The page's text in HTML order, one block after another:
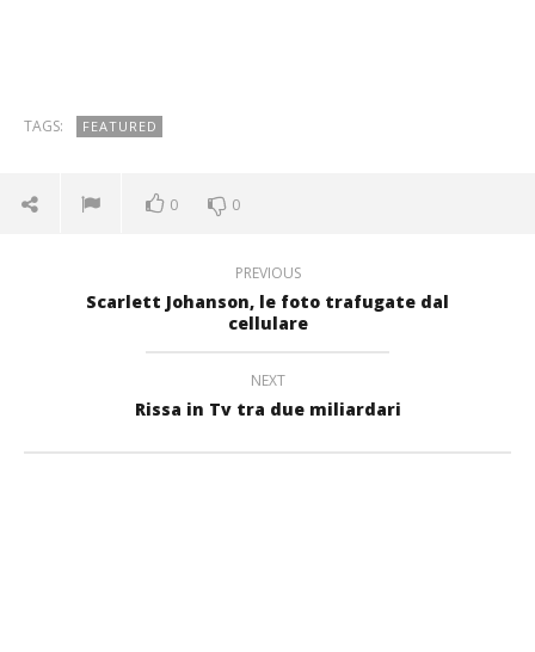
TAGS: FEATURED
0 0
PREVIOUS
Scarlett Johanson, le foto trafugate dal
cellulare
NEXT
Rissa in Tv tra due miliardari